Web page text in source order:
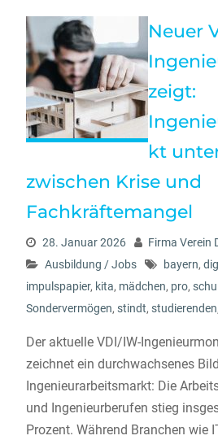
Neuer
zeigt:
kt
zwischen Krise und
Fachkräftemangel
28. Januar 2026
Firma Verein
Ausbildung / Jobs
bayern,
impulspapier, kita, mädchen, pro,
Sondervermögen, stindt, studierenden
Der aktuelle VDI/IW-
zeichnet ein durchwachsenes
Ingenieurarbeitsmarkt: Die
und Ingenieurberufen stieg
Prozent. Während Branchen wie